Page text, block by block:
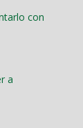
con
a